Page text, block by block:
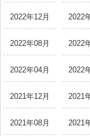
2022年12月 2022
2022年08月 2022
2022年04月 2022
2021年12月 2021
2021年08月 2021